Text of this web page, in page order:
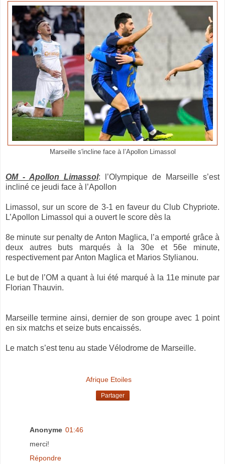
Marseille s'incline face à l’Apollon Limassol
OM - Apollon Limassol: l’Olympique de Marseille s’est
incliné ce jeudi face à l’Apollon
Limassol, sur un score de 3-1 en faveur du Club Chypriote.
L’Apollon Limassol qui a ouvert le score dès la
8e minute sur penalty de Anton Maglica, l’a emporté grâce à
deux autres buts marqués à la 30e et 56e minute,
respectivement par Anton Maglica et Marios Stylianou.
Le but de l’OM a quant à lui été marqué à la 11e minute par
Florian Thauvin.
Marseille termine ainsi, dernier de son groupe avec 1 point
en six matchs et seize buts encaissés.
Le match s’est tenu au stade Vélodrome de Marseille.
Afrique Etoiles
Partager
Anonyme 01:46
merci!
Répondre